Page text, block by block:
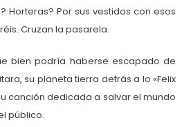
Horteras? Por sus vestidos con esos
Cruzan la pasarela.
bien podría haberse escapado de
su planeta tierra detrás a lo «Felix
canción dedicada a salvar el mundo
público.